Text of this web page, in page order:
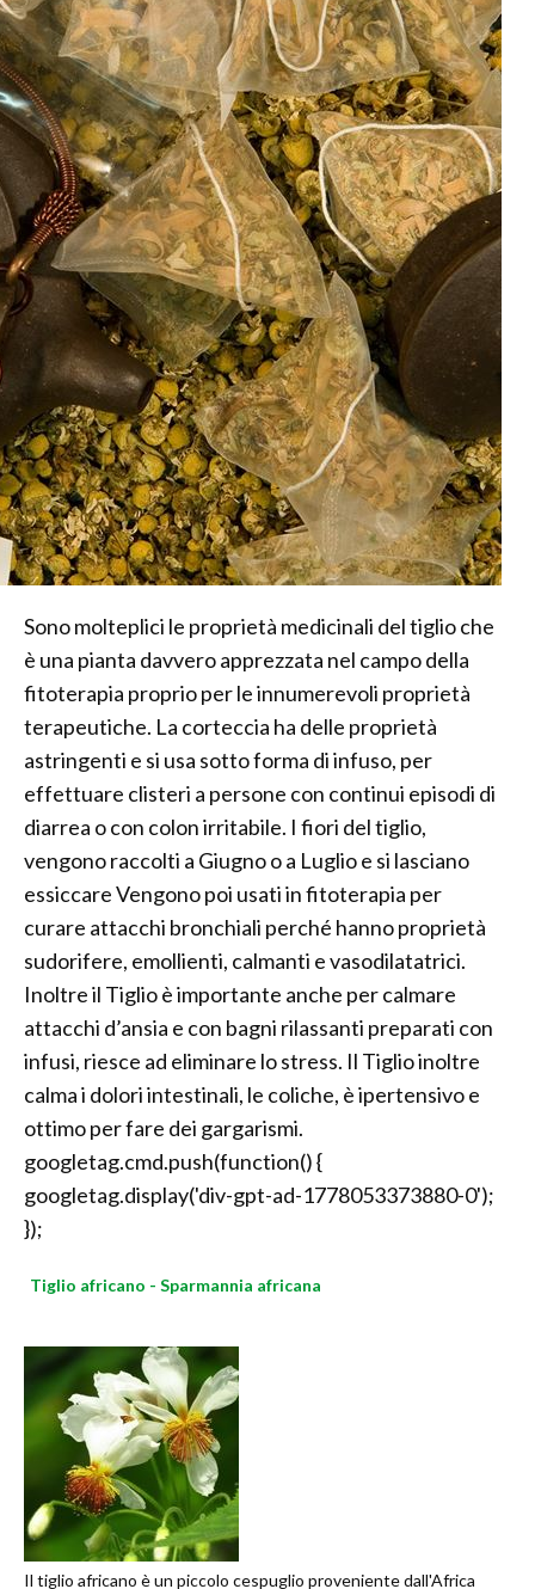
Sono molteplici le proprietà medicinali del tiglio che
è una pianta davvero apprezzata nel campo della
fitoterapia proprio per le innumerevoli proprietà
terapeutiche. La corteccia ha delle proprietà
astringenti e si usa sotto forma di infuso, per
effettuare clisteri a persone con continui episodi di
diarrea o con colon irritabile. I fiori del tiglio,
vengono raccolti a Giugno o a Luglio e si lasciano
essiccare Vengono poi usati in fitoterapia per
curare attacchi bronchiali perché hanno proprietà
sudorifere, emollienti, calmanti e vasodilatatrici.
Inoltre il Tiglio è importante anche per calmare
attacchi d’ansia e con bagni rilassanti preparati con
infusi, riesce ad eliminare lo stress. Il Tiglio inoltre
calma i dolori intestinali, le coliche, è ipertensivo e
ottimo per fare dei gargarismi.
googletag.cmd.push(function() {
googletag.display('div-gpt-ad-1778053373880-0');
});
Tiglio africano - Sparmannia africana
Il tiglio africano è un piccolo cespuglio proveniente dall'Africa